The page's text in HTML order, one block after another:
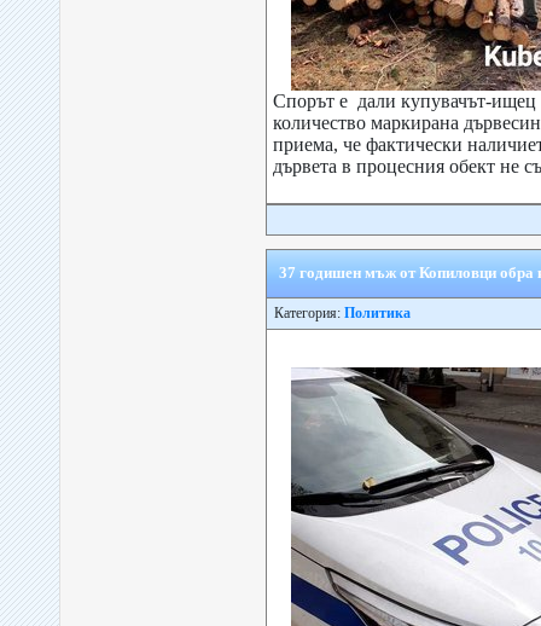
Спорът е дали купувачът-ищец
количество маркирана
приема, че фактически
дървета в процесния обект не
37 годишен мъж от Копиловци обра
Категория: Политика